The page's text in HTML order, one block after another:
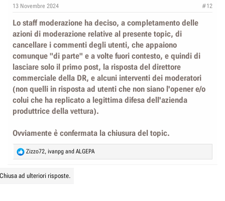
s
13 Novembre 2024 #12
Lo staff moderazione ha deciso, a completamento delle
azioni di moderazione relative al presente topic, di
cancellare i commenti degli utenti, che appaiono
comunque "di parte" e a volte fuori contesto, e quindi di
lasciare solo il primo post, la risposta del direttore
commerciale della DR, e alcuni interventi dei moderatori
(non quelli in risposta ad utenti che non siano l'opener e/o
colui che ha replicato a legittima difesa dell'azienda
produttrice della vettura).
Ovviamente è confermata la chiusura del topic.
R
e
c
Zizzo72, ivanpg and ALGEPA
ad ulteriori risposte.